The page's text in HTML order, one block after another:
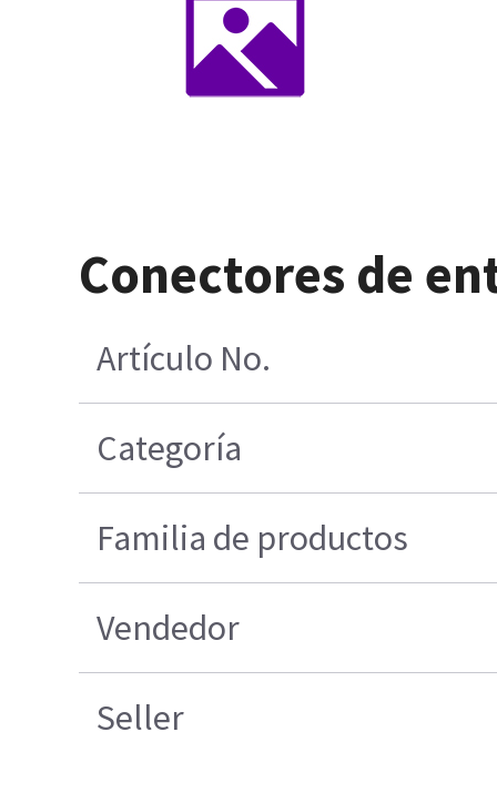
Conectores de
Artículo No.
Categoría
Familia de productos
Vendedor
Seller